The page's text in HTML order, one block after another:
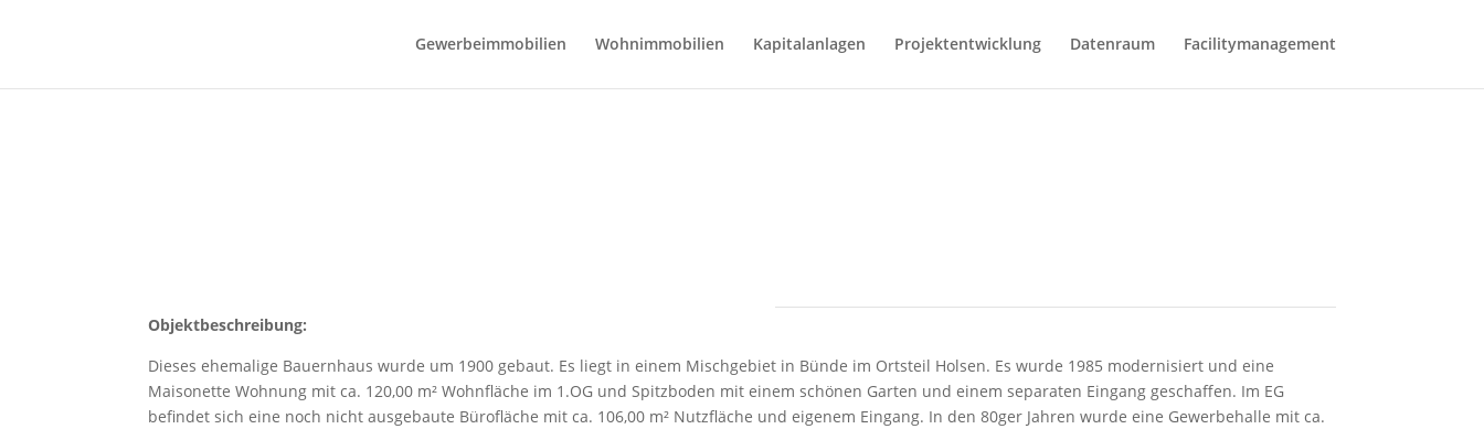
Gewerbeimmobilien Wohnimmobilien Kapitalanlagen Projektentwicklung Datenraum Facilitymanagement
Objektbeschreibung:
Dieses ehemalige Bauernhaus wurde um 1900 gebaut. Es liegt in einem Mischgebiet in Bünde im Ortsteil Holsen. Es wurde 1985 modernisiert und eine
Maisonette Wohnung mit ca. 120,00 m² Wohnfläche im 1.OG und Spitzboden mit einem schönen Garten und einem separaten Eingang geschaffen. Im EG
befindet sich eine noch nicht ausgebaute Bürofläche mit ca. 106,00 m² Nutzfläche und eigenem Eingang. In den 80ger Jahren wurde eine Gewerbehalle mit ca.